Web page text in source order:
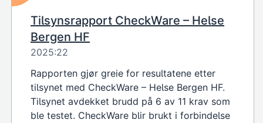
Tilsynsrapport CheckWare – Helse
Bergen HF
2025:22
Rapporten gjør greie for resultatene etter
tilsynet med CheckWare – Helse Bergen HF.
Tilsynet avdekket brudd på 6 av 11 krav som
ble testet. CheckWare blir brukt i forbindelse